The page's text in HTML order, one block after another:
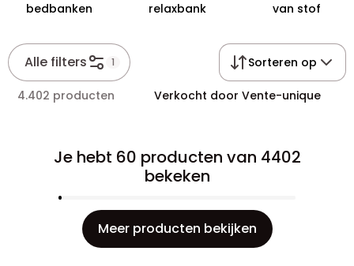
bedbanken
relaxbank
van stof
Alle filters 1 Sorteren op
4.402 producten Verkocht door Vente-unique
Je hebt 60 producten van 4402
bekeken
Meer producten bekijken